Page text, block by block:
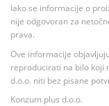
Iako se informacije o
nije odgovoran za
prava.
Ove informacije
reproducirati na bilo koji
d.o.o. niti bez pisane
Konzum plus d.o.o.